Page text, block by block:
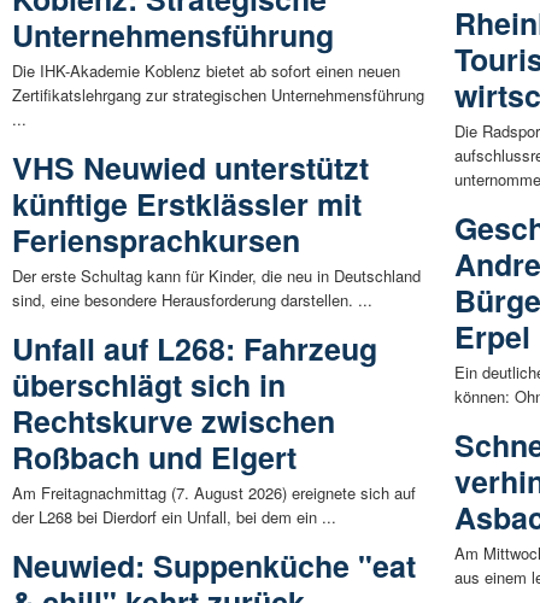
Unternehmensführung
Die IHK-Akademie Koblenz bietet ab sofort einen neuen
Zertifikatslehrgang zur strategischen Unternehmensführung
...
VHS Neuwied unterstützt
künftige Erstklässler mit
Feriensprachkursen
Der erste Schultag kann für Kinder, die neu in Deutschland
sind, eine besondere Herausforderung darstellen. ...
Unfall auf L268: Fahrzeug
überschlägt sich in
Rechtskurve zwischen
Roßbach und Elgert
Am Freitagnachmittag (7. August 2026) ereignete sich auf
der L268 bei Dierdorf ein Unfall, bei dem ein ...
Neuwied: Suppenküche "eat
Die
Erpel
Ein
können:
Am
aus einem